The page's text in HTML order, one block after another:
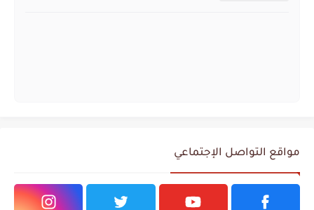
مواقع التواصل الإجتماعي